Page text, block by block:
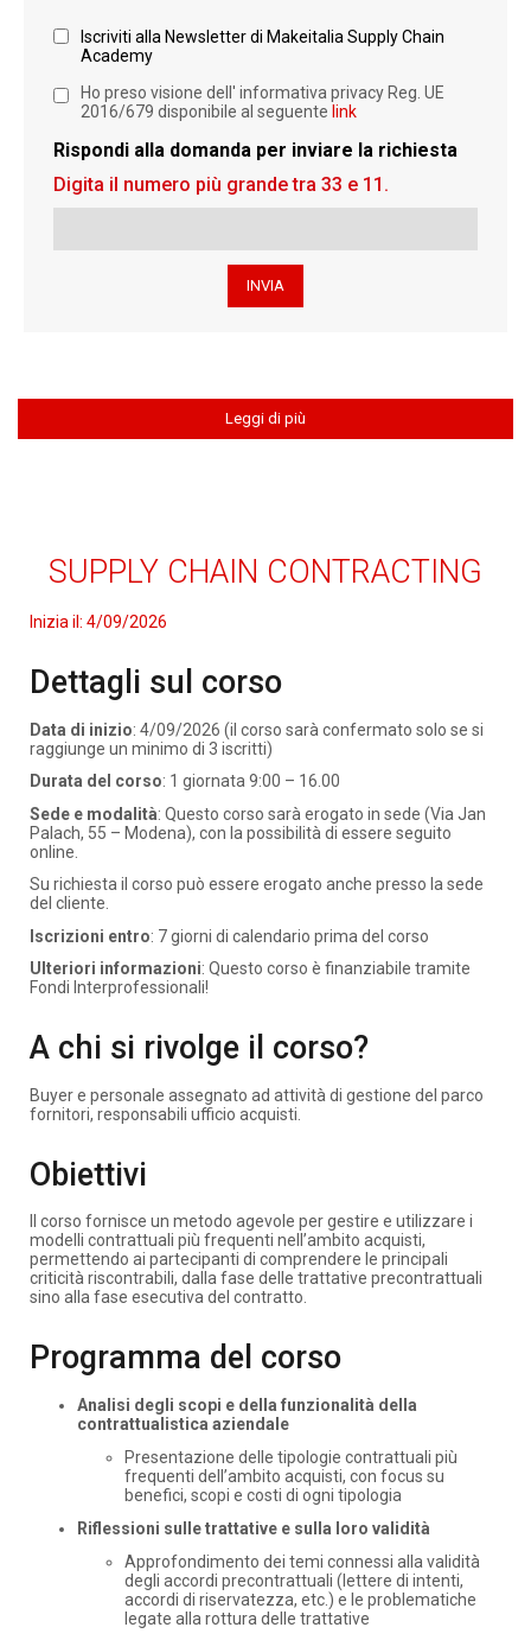
Iscriviti alla Newsletter di Makeitalia Supply Chain
Academy
Ho preso visione dell' informativa privacy Reg. UE
2016/679 disponibile al seguente link
Rispondi alla domanda per inviare la richiesta
Digita il numero più grande tra 33 e 11.
Leggi di più
SUPPLY CHAIN CONTRACTING
Inizia il: 4/09/2026
Dettagli sul corso
Data di inizio: 4/09/2026 (il corso sarà confermato solo se si
raggiunge un minimo di 3 iscritti)
Durata del corso: 1 giornata 9:00 – 16.00
Sede e modalità: Questo corso sarà erogato in sede (Via Jan
Palach, 55 – Modena), con la possibilità di essere seguito
online.
Su richiesta il corso può essere erogato anche presso la sede
del cliente.
Iscrizioni entro: 7 giorni di calendario prima del corso
Ulteriori informazioni: Questo corso è finanziabile tramite
Fondi Interprofessionali!
A chi si rivolge il corso?
Buyer e personale assegnato ad attività di gestione del parco
fornitori, responsabili ufficio acquisti.
Obiettivi
Il corso fornisce un metodo agevole per gestire e utilizzare i
modelli contrattuali più frequenti nell’ambito acquisti,
permettendo ai partecipanti di comprendere le principali
criticità riscontrabili, dalla fase delle trattative precontrattuali
sino alla fase esecutiva del contratto.
Programma del corso
Analisi degli scopi e della funzionalità della
contrattualistica aziendale
Presentazione delle tipologie contrattuali più
frequenti dell’ambito acquisti, con focus su
benefici, scopi e costi di ogni tipologia
Riflessioni sulle trattative e sulla loro validità
Approfondimento dei temi connessi alla validità
degli accordi precontrattuali (lettere di intenti,
accordi di riservatezza, etc.) e le problematiche
legate alla rottura delle trattative